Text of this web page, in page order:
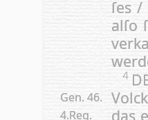
ſes
al­ſo
Gen. 46.
4.Reg.
4
das